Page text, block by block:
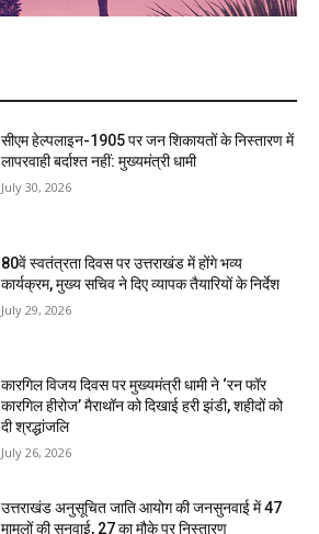
सीएम हेल्पलाइन-1905 पर जन शिकायतों के निस्तारण में
लापरवाही बर्दाश्त नहीं: मुख्यमंत्री धामी
July 30, 2026
80वें स्वतंत्रता दिवस पर उत्तराखंड में होंगे भव्य
कार्यक्रम, मुख्य सचिव ने दिए व्यापक तैयारियों के निर्देश
July 29, 2026
कारगिल विजय दिवस पर मुख्यमंत्री धामी ने ‘रन फॉर
कारगिल हीरोज’ मैराथॉन को दिखाई हरी झंडी, शहीदों को
दी श्रद्धांजलि
July 26, 2026
उत्तराखंड अनुसूचित जाति आयोग की जनसुनवाई में 47
मामलों की सुनवाई, 27 का मौके पर निस्तारण